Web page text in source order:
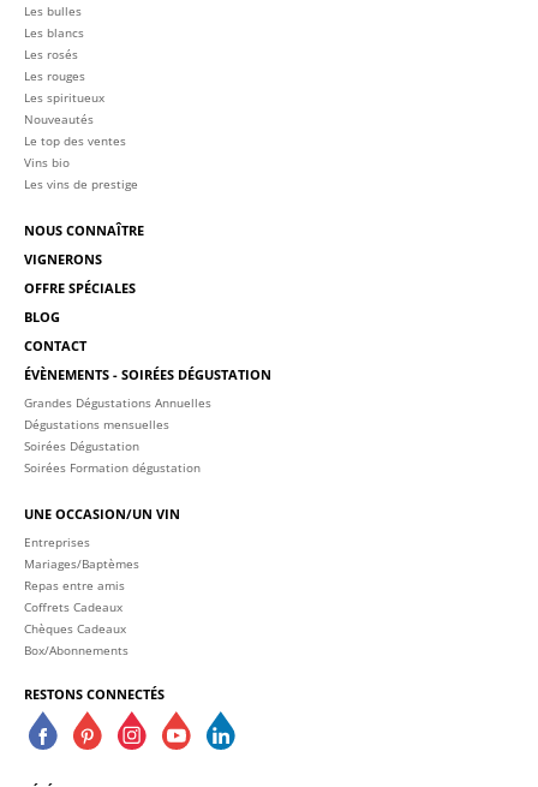
Les bulles
Les blancs
Les rosés
Les rouges
Les spiritueux
Nouveautés
Le top des ventes
Vins bio
Les vins de prestige
NOUS CONNAÎTRE
VIGNERONS
OFFRE SPÉCIALES
BLOG
CONTACT
ÉVÈNEMENTS - SOIRÉES DÉGUSTATION
Grandes Dégustations Annuelles
Dégustations mensuelles
Soirées Dégustation
Soirées Formation dégustation
UNE OCCASION/UN VIN
Entreprises
Mariages/Baptèmes
Repas entre amis
Coffrets Cadeaux
Chèques Cadeaux
Box/Abonnements
RESTONS CONNECTÉS